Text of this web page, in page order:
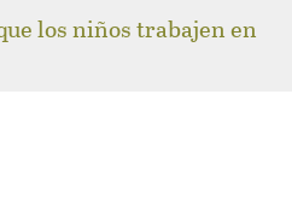
los niños trabajen en